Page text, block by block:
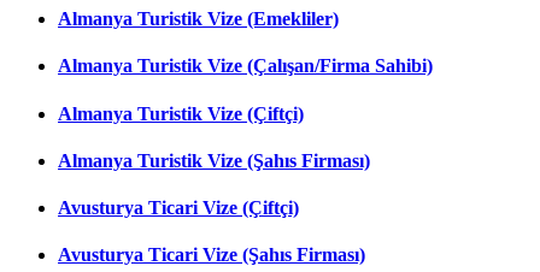
Almanya Turistik Vize (Emekliler)
Almanya Turistik Vize (Çalışan/Firma Sahibi)
Almanya Turistik Vize (Çiftçi)
Almanya Turistik Vize (Şahıs Firması)
Avusturya Ticari Vize (Çiftçi)
Avusturya Ticari Vize (Şahıs Firması)